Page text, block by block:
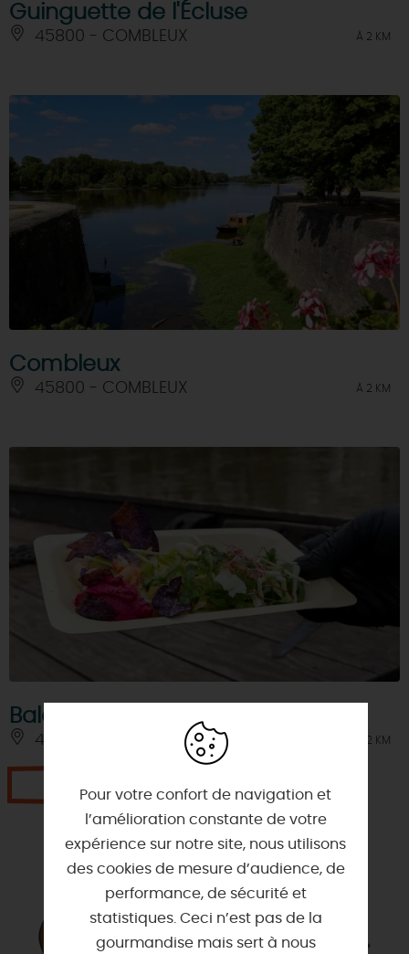
Guinguette de l'Écluse
45800 - COMBLEUX À 2 KM
Combleux
45800 - COMBLEUX À 2 KM
Balade gourmande sur la Loire
45800 - COMBLEUX À 2 KM
Je réserve
Pour votre confort de navigation et
l’amélioration constante de votre
expérience sur notre site, nous utilisons
des cookies de mesure d’audience, de
performance, de sécurité et
statistiques. Ceci n’est pas de la
gourmandise mais sert à nous